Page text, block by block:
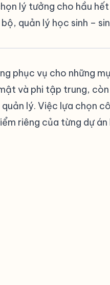
lý tưởng cho hầu
quản lý học sinh –
phục vụ cho những
và phi tập trung,
lý. Việc lựa chọn
riêng của từng dự án